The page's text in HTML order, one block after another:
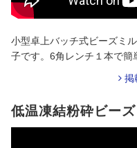
小型卓上バッチ式ビーズミ
子です。6角レンチ１本で簡
掲
低温凍結粉砕ビー